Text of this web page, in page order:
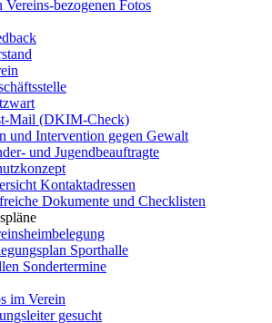
Vereins-bezogenen Fotos
Mail (DKIM-Check)
und Intervention gegen Gewalt
und Jugendbeauftragte
Kontaktadressen
Dokumente und Checklisten
Sporthalle
Sondertermine
im Verein
gesucht